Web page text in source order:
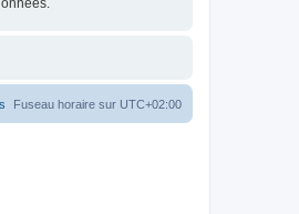
Fuseau horaire sur UTC+02:00